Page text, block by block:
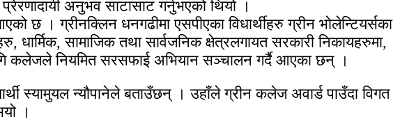
अनुभव साटासाट गर्नुभएको थियो ।
छ । ग्रीनक्लिन धनगढीमा एसपीएका विधार्थीहरु ग्रीन भोलेन्टियर्सका
सामाजिक तथा सार्वजनिक क्षेत्रलगायत सरकारी निकायहरुमा,
कलेजले नियमित सरसफाई अभियान सञ्चालन गर्दै आएका छन् ।
स्यामुयल न्यौपानेले बताउँछन् । उहाँले ग्रीन कलेज अवार्ड पाउँदा विगत
।